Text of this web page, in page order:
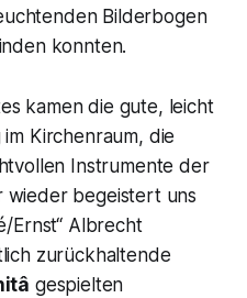
Bilderbogen
konnten.
kamen die gute, leicht
Kirchenraum, die
Instrumente der
wieder begeistert uns
Ernst“ Albrecht
zurückhaltende
gespielten